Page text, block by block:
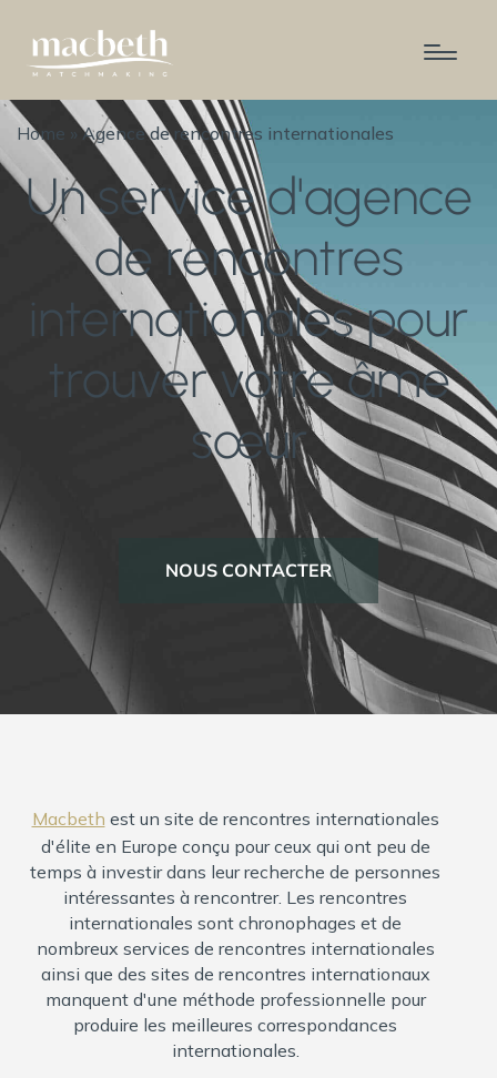
Agence de rencontres
Rencontres haut de gamme
Rencontres séniors
Agence Matrimoniale
International
Rencontres Européennes
Rencontres en Suisse
Home »Agence de rencontres internationales
Un service d'agence
de rencontres
internationales pour
trouver votre âme
sœur
NOUS CONTACTER
Macbeth est un site de rencontres internationales
d'élite en Europe conçu pour ceux qui ont peu de
temps à investir dans leur recherche de personnes
intéressantes à rencontrer. Les rencontres
internationales sont chronophages et de
nombreux services de rencontres internationales
ainsi que des sites de rencontres internationaux
manquent d'une méthode professionnelle pour
produire les meilleures correspondances
internationales.